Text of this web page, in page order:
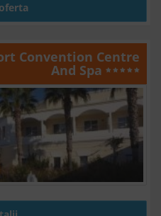
Convention Centre
And Spa